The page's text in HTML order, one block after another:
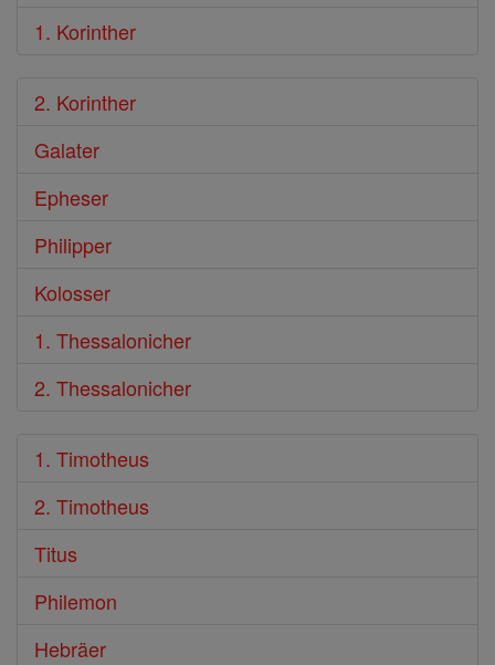
1. Korinther
2. Korinther
Galater
Epheser
Philipper
Kolosser
1. Thessalonicher
2. Thessalonicher
1. Timotheus
2. Timotheus
Titus
Philemon
Hebräer